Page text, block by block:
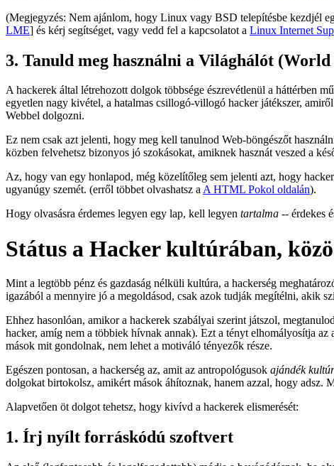
(Megjegyzés: Nem ajánlom, hogy Linux vagy BSD telepítésbe kezdjél
LME] és kérj segítséget, vagy vedd fel a kapcsolatot a Linux Internet
3. Tanuld meg használni a Világhálót
A hackerek által létrehozott dolgok többsége észrevétlenül a háttérben
egyetlen nagy kivétel, a hatalmas csillogó-villogó hacker játékszer,
Webbel dolgozni.
Ez nem csak azt jelenti, hogy meg kell tanulnod Web-böngészőt
közben felvehetsz bizonyos jó szokásokat, amiknek hasznát veszed a
Az, hogy van egy honlapod, még közelítőleg sem jelenti azt, hogy
ugyanúgy szemét. (erről többet olvashatsz aA HTML Pokol oldalán).
Hogy olvasásra érdemes legyen egy lap, kell legyen tartalma -- érdekes
Státus a Hacker kultúrában,
Mint a legtöbb pénz és gazdaság nélküli kultúra, a hackerség
igazából a mennyire jó a megoldásod, csak azok tudják megítélni, akik
Ehhez hasonlóan, amikor a hackerek szabályai szerint játszol,
hacker, amíg nem a többiek hívnak annak). Ezt a tényt elhomályosítja
mások mit gondolnak, nem lehet a motiváló tényezők része.
Egészen pontosan, a hackerség az, amit az antropológusok ajándék
dolgokat birtokolsz, amikért mások áhítoznak, hanem azzal, hogy adsz.
Alapvetően öt dolgot tehetsz, hogy kivívd a hackerek elismerését:
1. Írj nyílt forráskódú szoftvert